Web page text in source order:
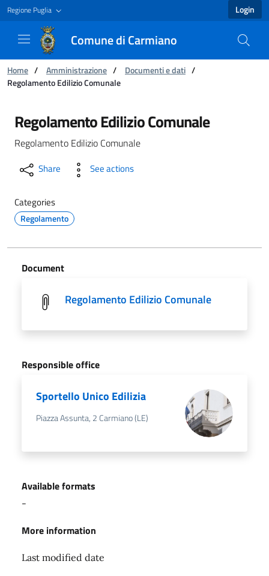
Regione Puglia Login
Comune di Carmiano
You are:
Home / Amministrazione / Documenti e dati /
Regolamento Edilizio Comunale
Regolamento Edilizio Comunale - Comune di
Regolamento Edilizio Comunale
Regolamento Edilizio Comunale
Share See actions
Categories
Regolamento
Document
Regolamento Edilizio Comunale
Responsible office
Sportello Unico Edilizia
Piazza Assunta, 2 Carmiano (LE)
Available formats
-
More information
Last modified date